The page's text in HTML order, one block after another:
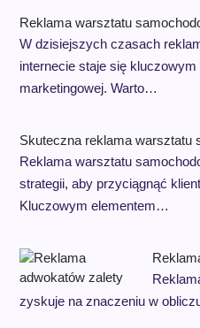
Reklama warsztatu
W dzisiejszych czasach
internecie staje się
marketingowej. Warto…
Skuteczna reklama warsztatu
Reklama warsztatu
strategii, aby przyciągnąć
Kluczowym elementem…
zyskuje na znaczeniu w